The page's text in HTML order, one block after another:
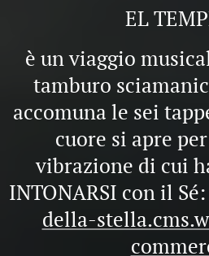
EL
è un viaggio
tamburo
accomuna le sei
cuore si apre
vibrazione di cui
INTONARSI con il Sé:
della-